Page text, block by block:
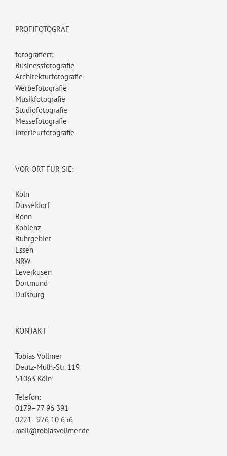
PROFIFOTOGRAF
fotografiert:
Businessfotografie
Architekturfotografie
Werbefotografie
Musikfotografie
Studiofotografie
Messefotografie
Interieurfotografie
VOR ORT FÜR SIE:
Köln
Düsseldorf
Bonn
Koblenz
Ruhrgebiet
Essen
NRW
Leverkusen
Dortmund
Duisburg
KONTAKT
Tobias Vollmer
Deutz-Mülh.-Str. 119
51063 Köln
Telefon:
0179–77 96 391
0221–976 10 656
mail@tobiasvollmer.de